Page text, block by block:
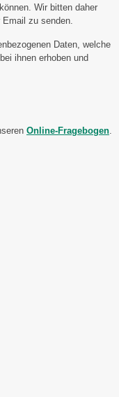
Wir bitten daher
zu senden.
Daten, welche
ihnen erhoben und
Online-Fragebogen